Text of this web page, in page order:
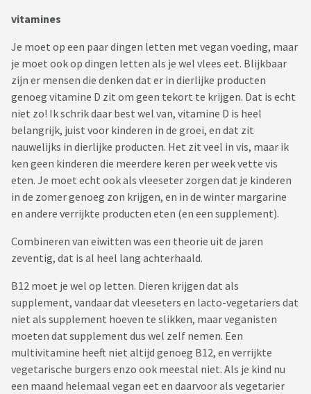
vitamines
Je moet op een paar dingen letten met vegan voeding, maar
je moet ook op dingen letten als je wel vlees eet. Blijkbaar
zijn er mensen die denken dat er in dierlijke producten
genoeg vitamine D zit om geen tekort te krijgen. Dat is echt
niet zo! Ik schrik daar best wel van, vitamine D is heel
belangrijk, juist voor kinderen in de groei, en dat zit
nauwelijks in dierlijke producten. Het zit veel in vis, maar ik
ken geen kinderen die meerdere keren per week vette vis
eten. Je moet echt ook als vleeseter zorgen dat je kinderen
in de zomer genoeg zon krijgen, en in de winter margarine
en andere verrijkte producten eten (en een supplement).
Combineren van eiwitten was een theorie uit de jaren
zeventig, dat is al heel lang achterhaald.
B12 moet je wel op letten. Dieren krijgen dat als
supplement, vandaar dat vleeseters en lacto-vegetariers dat
niet als supplement hoeven te slikken, maar veganisten
moeten dat supplement dus wel zelf nemen. Een
multivitamine heeft niet altijd genoeg B12, en verrijkte
vegetarische burgers enzo ook meestal niet. Als je kind nu
een maand helemaal vegan eet en daarvoor als vegetarier